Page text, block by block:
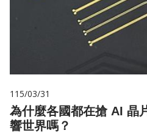
115/03/31
為什麼各國都在搶 AI 晶
響世界嗎？